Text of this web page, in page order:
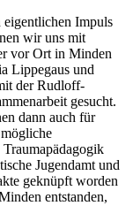
Impuls
wir uns mit
vor Ort in Minden
Lippegaus und
der Rudloff-
gesucht.
dann auch für
Jugendamt und
geknüpft worden
entstanden,